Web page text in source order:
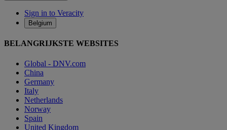
Sign in to Veracity
Belgium
BELANGRIJKSTE WEBSITES
Global - DNV.com
China
Germany
Italy
Netherlands
Norway
Spain
United Kingdom